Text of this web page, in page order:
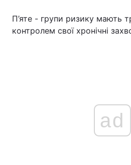
П’яте - групи ризику мають
контролем свої хронічні
ad